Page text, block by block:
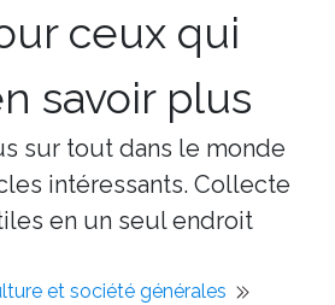
ceux qui
savoir plus
sur tout dans le monde
intéressants. Collecte
en un seul endroit
et société générales